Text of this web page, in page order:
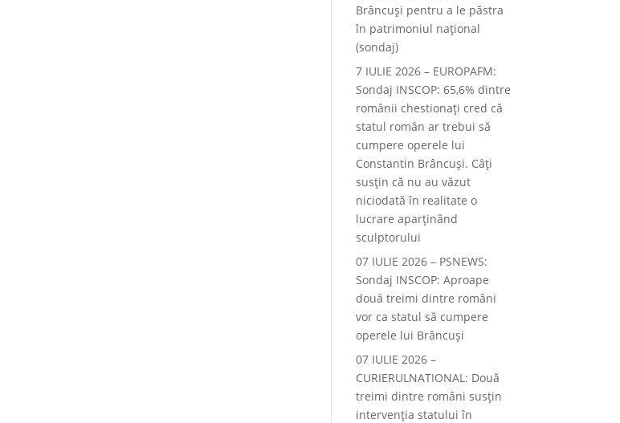
Brâncuși pentru a le păstra
în patrimoniul național
(sondaj)
7 IULIE 2026 – EUROPAFM:
Sondaj INSCOP: 65,6% dintre
românii chestionați cred că
statul român ar trebui să
cumpere operele lui
Constantin Brâncuși. Câți
susțin că nu au văzut
niciodată în realitate o
lucrare aparținând
sculptorului
07 IULIE 2026 – PSNEWS:
Sondaj INSCOP: Aproape
două treimi dintre români
vor ca statul să cumpere
operele lui Brâncuși
07 IULIE 2026 –
CURIERULNATIONAL: Două
treimi dintre români susțin
intervenția statului în